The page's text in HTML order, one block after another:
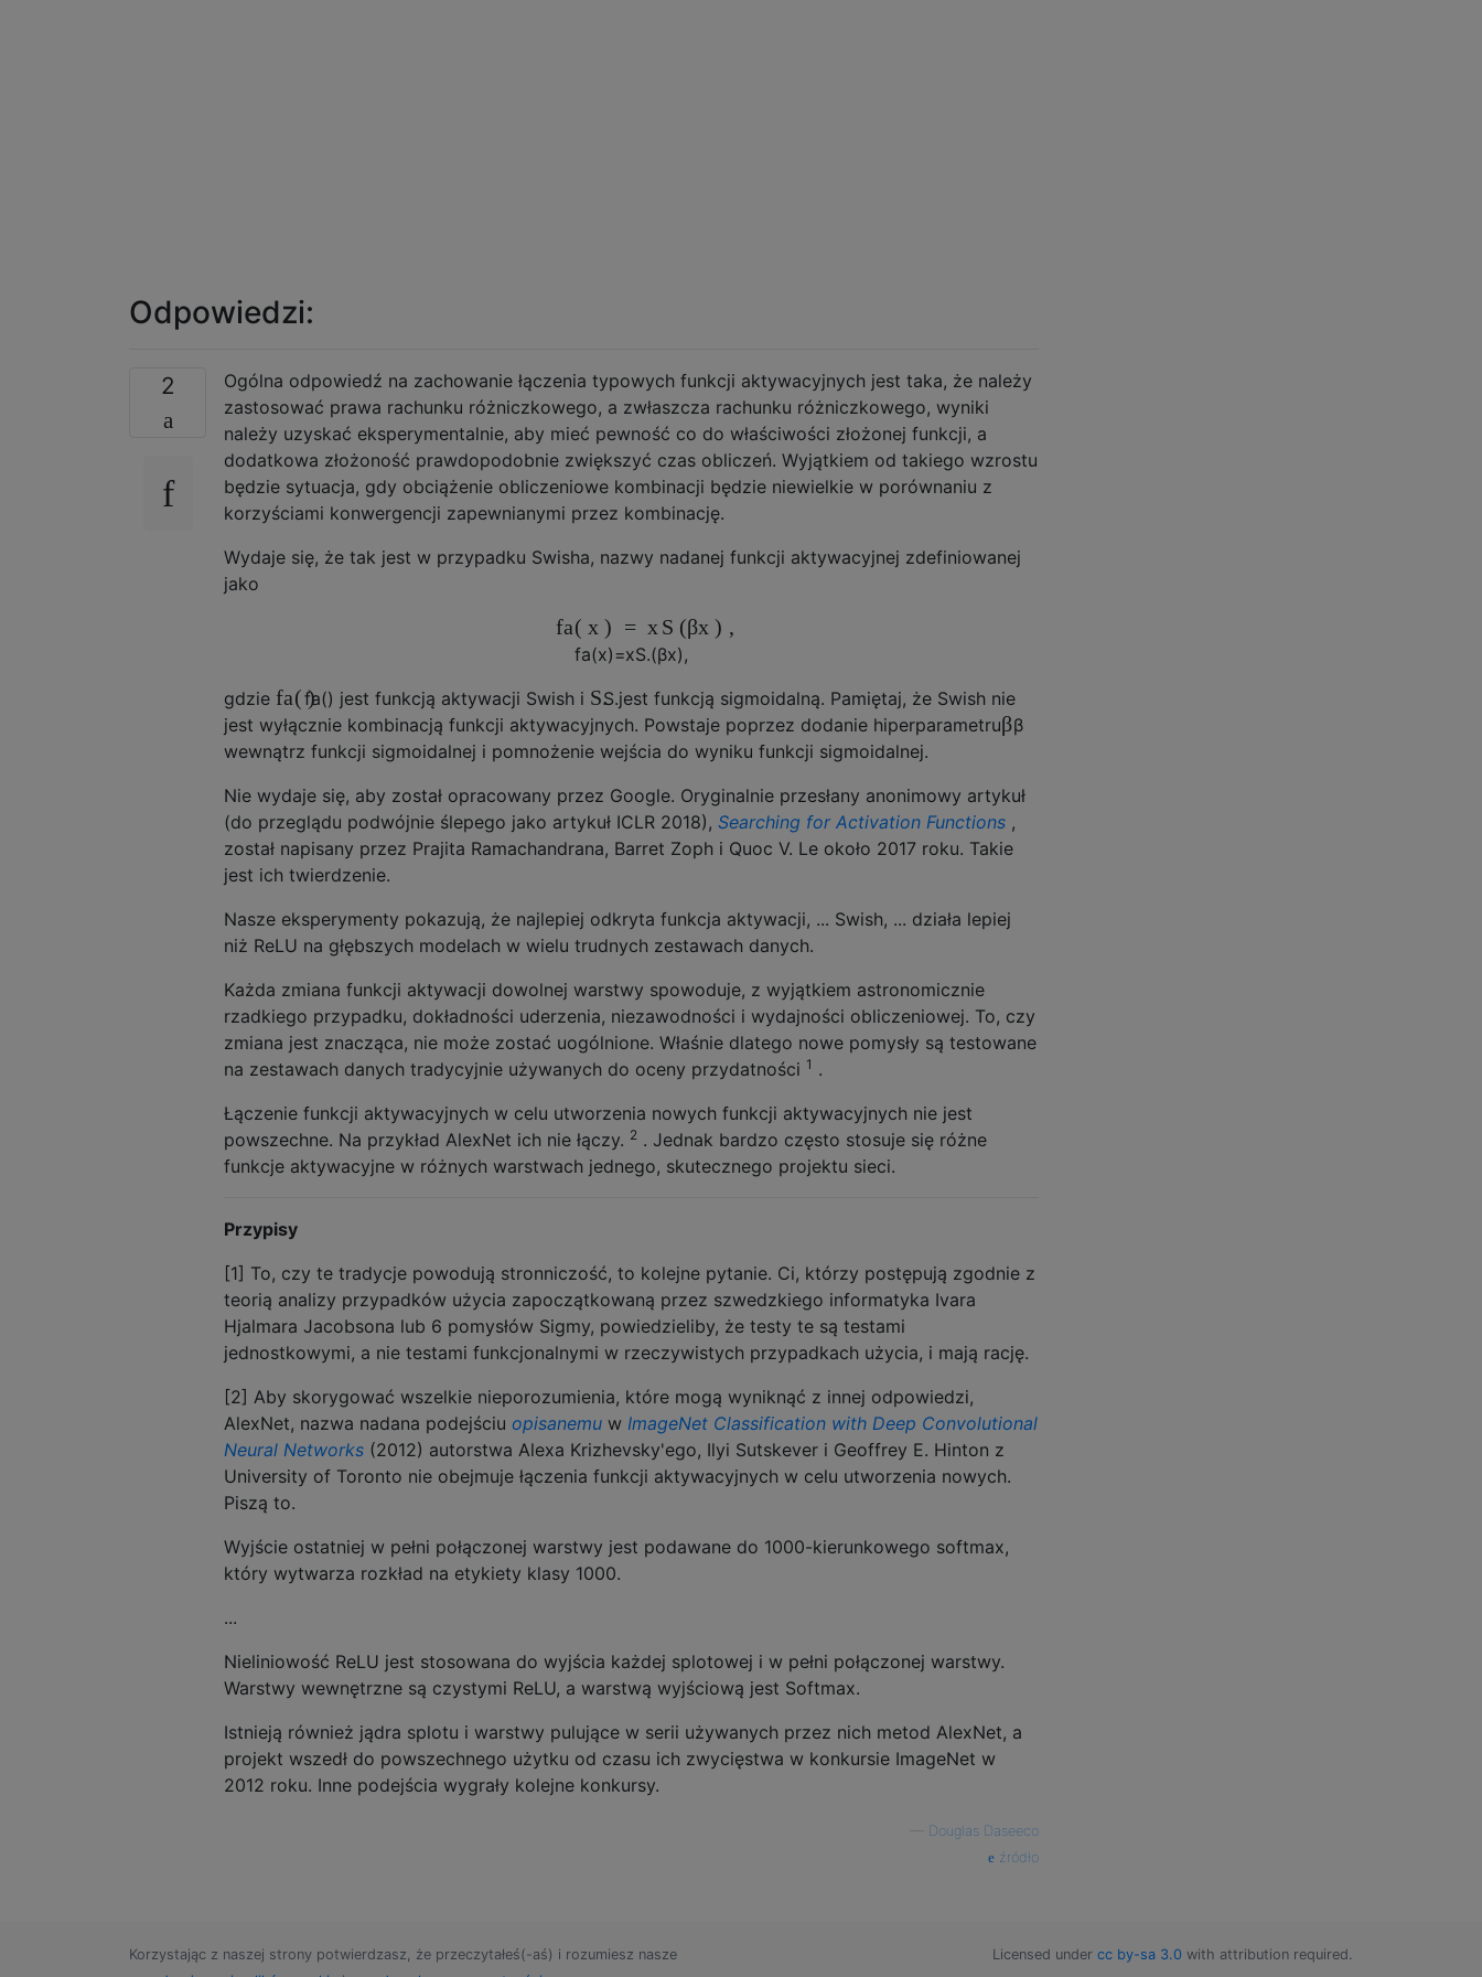
Odpowiedzi:
2
Ogólna odpowiedź na zachowanie łączenia typowych funkcji aktywacyjnych jest taka, że ​​należy
zastosować prawa rachunku różniczkowego, a zwłaszcza rachunku różniczkowego, wyniki
należy uzyskać eksperymentalnie, aby mieć pewność co do właściwości złożonej funkcji, a
dodatkowa złożoność prawdopodobnie zwiększyć czas obliczeń. Wyjątkiem od takiego wzrostu
będzie sytuacja, gdy obciążenie obliczeniowe kombinacji będzie niewielkie w porównaniu z
korzyściami konwergencji zapewnianymi przez kombinację.
Wydaje się, że tak jest w przypadku Swisha, nazwy nadanej funkcji aktywacyjnej zdefiniowanej
jako
fa(x) = x S (βx) ,
fa(x) =xS.(βx) ,
gdzie fa()
fa() jest funkcją aktywacji Swish i S.S.jest funkcją sigmoidalną. Pamiętaj, że Swish nie
jest wyłącznie kombinacją funkcji aktywacyjnych. Powstaje poprzez dodanie hiperparametruββ
wewnątrz funkcji sigmoidalnej i pomnożenie wejścia do wyniku funkcji sigmoidalnej.
Nie wydaje się, aby został opracowany przez Google. Oryginalnie przesłany anonimowy artykuł
(do przeglądu podwójnie ślepego jako artykuł ICLR 2018), Searching for Activation Functions ,
został napisany przez Prajita Ramachandrana, Barret Zoph i Quoc V. Le około 2017 roku. Takie
jest ich twierdzenie.
Nasze eksperymenty pokazują, że najlepiej odkryta funkcja aktywacji, ... Swish, ... działa lepiej
niż ReLU na głębszych modelach w wielu trudnych zestawach danych.
Każda zmiana funkcji aktywacji dowolnej warstwy spowoduje, z wyjątkiem astronomicznie
rzadkiego przypadku, dokładności uderzenia, niezawodności i wydajności obliczeniowej. To, czy
zmiana jest znacząca, nie może zostać uogólnione. Właśnie dlatego nowe pomysły są testowane
na zestawach danych tradycyjnie używanych do oceny przydatności 1 .
Łączenie funkcji aktywacyjnych w celu utworzenia nowych funkcji aktywacyjnych nie jest
powszechne. Na przykład AlexNet ich nie łączy. 2 . Jednak bardzo często stosuje się różne
funkcje aktywacyjne w różnych warstwach jednego, skutecznego projektu sieci.
Przypisy
[1] To, czy te tradycje powodują stronniczość, to kolejne pytanie. Ci, którzy postępują zgodnie z
teorią analizy przypadków użycia zapoczątkowaną przez szwedzkiego informatyka Ivara
Hjalmara Jacobsona lub 6 pomysłów Sigmy, powiedzieliby, że testy te są testami
jednostkowymi, a nie testami funkcjonalnymi w rzeczywistych przypadkach użycia, i mają rację.
[2] Aby skorygować wszelkie nieporozumienia, które mogą wyniknąć z innej odpowiedzi,
AlexNet, nazwa nadana podejściu opisanemu w ImageNet Classification with Deep Convolutional
Neural Networks (2012) autorstwa Alexa Krizhevsky'ego, Ilyi Sutskever i Geoffrey E. Hinton z
University of Toronto nie obejmuje łączenia funkcji aktywacyjnych w celu utworzenia nowych.
Piszą to.
Wyjście ostatniej w pełni połączonej warstwy jest podawane do 1000-kierunkowego softmax,
który wytwarza rozkład na etykiety klasy 1000.
...
Nieliniowość ReLU jest stosowana do wyjścia każdej splotowej i w pełni połączonej warstwy.
Warstwy wewnętrzne są czystymi ReLU, a warstwą wyjściową jest Softmax.
Istnieją również jądra splotu i warstwy pulujące w serii używanych przez nich metod AlexNet, a
projekt wszedł do powszechnego użytku od czasu ich zwycięstwa w konkursie ImageNet w
2012 roku. Inne podejścia wygrały kolejne konkursy.
Douglas Daseeco
źródło
Korzystając z naszej strony potwierdzasz, że przeczytałeś(-aś) i rozumiesz nasze
Licensed under cc by-sa 3.0 with attribution required.